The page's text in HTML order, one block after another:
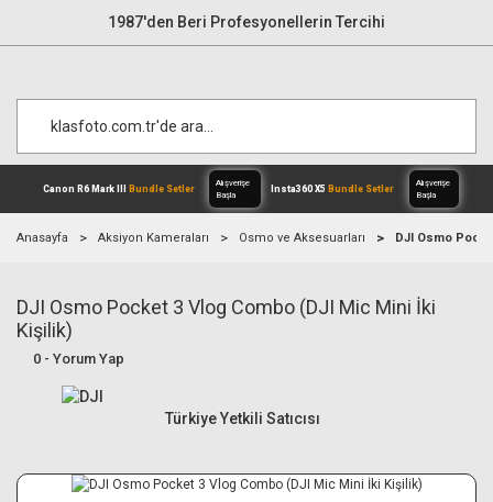
1987'den Beri Profesyonellerin Tercihi
Canon R6 Mark IIIBundle Setler
Alışverişe
Anasayfa Aksiyon Kameraları Osmo ve Aksesuarları DJI Osmo
DJI Osmo Pocket 3 Vlog Combo (DJI Mic Mini İki
Kişilik)
0 - Yorum Yap
Türkiye Yetkili Satıcısı